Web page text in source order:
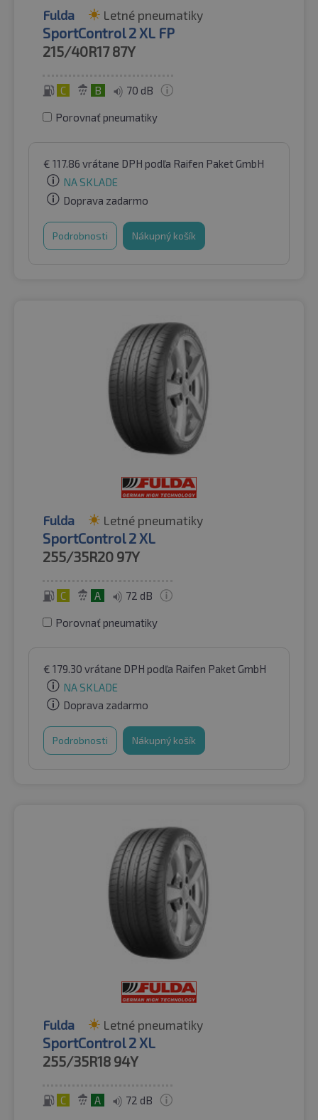
Fulda Letné pneumatiky
SportControl 2 XL FP
215/40R17 87Y
C B 70 dB
Porovnať pneumatiky
€ 117.86 vrátane DPH podľa Raifen Paket GmbH
NA SKLADE
Doprava zadarmo
Podrobnosti Nákupný košík
Fulda Letné pneumatiky
SportControl 2 XL
255/35R20 97Y
C A 72 dB
Porovnať pneumatiky
€ 179.30 vrátane DPH podľa Raifen Paket GmbH
NA SKLADE
Doprava zadarmo
Podrobnosti Nákupný košík
Fulda Letné pneumatiky
SportControl 2 XL
255/35R18 94Y
C A 72 dB